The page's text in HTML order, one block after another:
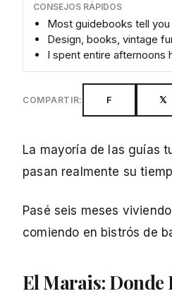
CONSEJOS RÁPIDOS
Most guidebooks tell
Design, books, vintage
I spent entire afternoons
COMPARTIR: F 𝕏
La mayoría de las guías
pasan realmente su
Pasé seis meses
comiendo en bistrós de
El Marais: Donde